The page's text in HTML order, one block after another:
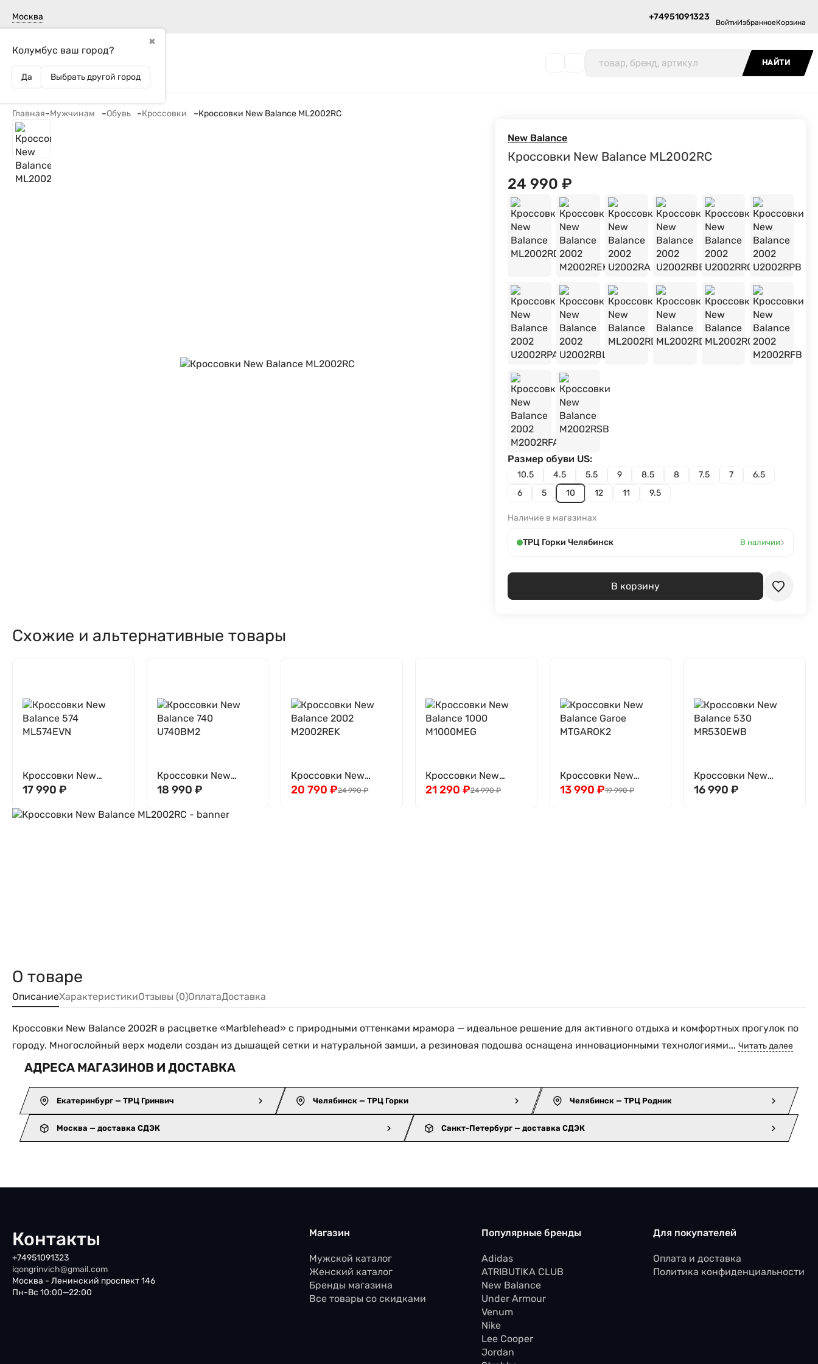
Москва
✖
Колумбус ваш город?
Да Выбрать другой город
+74951091323
ВойтиИзбранноеКорзина
НАЙТИ
Главная–Мужчинам –Обувь –Кроссовки –Кроссовки New Balance ML2002RC
New Balance
Кроссовки New Balance ML2002RC
24 990₽
10.5 4.5 5.5 9 8.5 8 7.5 7
6.5
6
5 10 12 11 9.5
Размер обуви US:
Наличие в магазинах
ТРЦ Горки Челябинск В наличии›
В корзину
Схожие и альтернативные товары
Кроссовки New
Balance 574
17 990 ₽
Кроссовки New
Balance 740
18 990 ₽
Кроссовки New
Balance 2002
24 990₽
20 790₽
Кроссовки New
Balance 1000
24 990₽
21 290 ₽
Кроссовки New
Balance Garoe
19 990₽
13 990 ₽
Кроссовки New
Balance 530
16 990₽
О товаре
ОписаниеХарактеристикиОтзывы (0)ОплатаДоставка
Кроссовки New Balance 2002R в расцветке «Marblehead» с природными оттенками мрамора — идеальное решение для активного отдыха и комфортных прогулок по
городу. Многослойный верх модели создан из дышащей сетки и натуральной замши, а резиновая подошва оснащена инновационными технологиями... Читать далее
АДРЕСА МАГАЗИНОВ И ДОСТАВКА
Екатеринбург — ТРЦ Гринвич Челябинск — ТРЦ Горки Челябинск — ТРЦ Родник
Москва — доставка СДЭК Санкт-Петербург — доставка СДЭК
Контакты
+74951091323
iqongrinvich@gmail.com
Москва - Ленинский проспект 146
Пн-Вс 10:00—22:00
Магазин
Мужской каталог
Женский каталог
Бренды магазина
Все товары со скидками
Популярные бренды
Adidas
ATRIBUTIKA CLUB
New Balance
Under Armour
Venum
Nike
Lee Cooper
Jordan
Для покупателей
Оплата и доставка
Политика конфиденциальности